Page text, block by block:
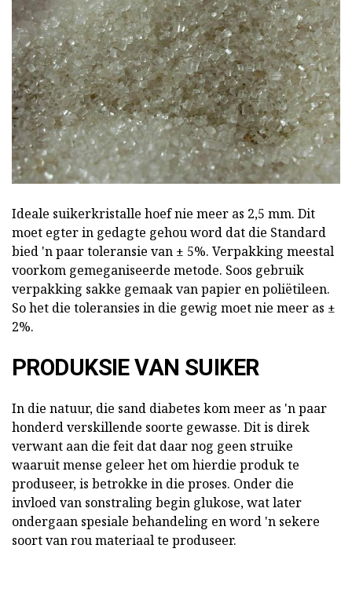
Ideale suikerkristalle hoef nie meer as 2,5 mm. Dit
moet egter in gedagte gehou word dat die Standard
bied 'n paar toleransie van ± 5%. Verpakking meestal
voorkom gemeganiseerde metode. Soos gebruik
verpakking sakke gemaak van papier en poliëtileen.
So het die toleransies in die gewig moet nie meer as ±
2%.
PRODUKSIE VAN SUIKER
In die natuur, die sand diabetes kom meer as 'n paar
honderd verskillende soorte gewasse. Dit is direk
verwant aan die feit dat daar nog geen struike
waaruit mense geleer het om hierdie produk te
produseer, is betrokke in die proses. Onder die
invloed van sonstraling begin glukose, wat later
ondergaan spesiale behandeling en word 'n sekere
soort van rou materiaal te produseer.